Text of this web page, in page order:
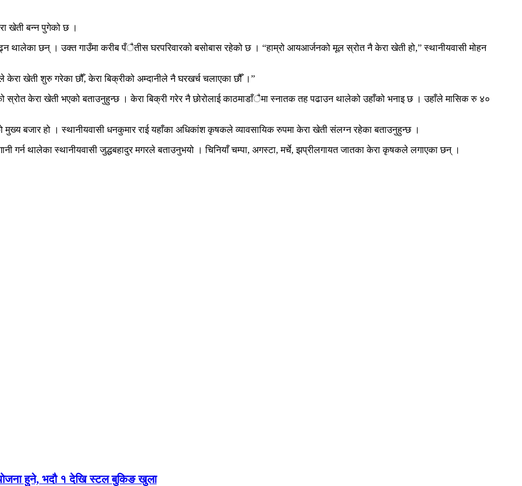
खेती बन्न पुगेको छ ।
बढ्न थालेका छन् । उक्त गाउँमा करीब पँैतीस घरपरिवारको बसोबास रहेको छ । “हाम्रो आयआर्जनको मूल स्रोत नै केरा खेती हो,” स्थानीयवासी मोहन
केरा खेती शुरु गरेका छौँ, केरा बिक्रीको अम्दानीले नै घरखर्च चलाएका छौँ ।”
केरा खेती भएको बताउनुहुन्छ । केरा बिक्री गरेर नै छोरोलाई काठमाडाँैमा स्नातक तह पढाउन थालेको उहाँको भनाइ छ । उहाँले मासिक रु ४०
बजार हो । स्थानीयवासी धनकुमार राई यहाँका अधिकांश कृषकले व्यावसायिक रुपमा केरा खेती संलग्न रहेका बताउनुहुन्छ ।
गर्न थालेका स्थानीयवासी जुद्धबहादुर मगरले बताउनुभयो । चिनियाँ चम्पा, अगस्टा, मर्चे, झप्रीलगायत जातका केरा कृषकले लगाएका छन् ।
हुने, भदौ १ देखि स्टल बुकिङ खुला